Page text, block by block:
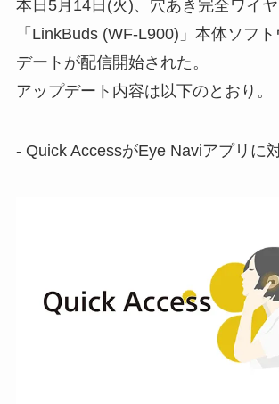
本日5月14日(火)、穴あき完全ワイ
「LinkBuds (WF-L900)」本体ソフ
デートが配信開始された。
アップデート内容は以下のとおり。
- Quick AccessがEye Naviアプリに